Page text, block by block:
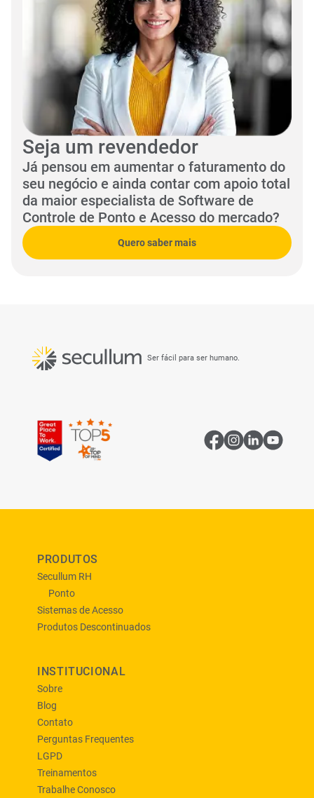
Seja um revendedor
Já pensou em aumentar o faturamento do
seu negócio e ainda contar com apoio total
da maior especialista de Software de
Controle de Ponto e Acesso do mercado?
Quero saber mais
Ser fácil para ser humano.
PRODUTOS
Secullum RH
Ponto
Sistemas de Acesso
Produtos Descontinuados
INSTITUCIONAL
Sobre
Blog
Contato
Perguntas Frequentes
LGPD
Treinamentos
Trabalhe Conosco